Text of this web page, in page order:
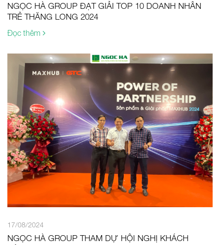
NGỌC HÀ GROUP ĐẠT GIẢI TOP 10 DOANH NHÂN
TRẺ THĂNG LONG 2024
Đọc thêm
17/08/2024
NGỌC HÀ GROUP THAM DỰ HỘI NGHỊ KHÁCH